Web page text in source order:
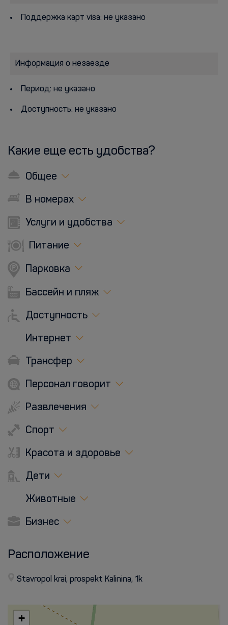
Поддержка карт visa: не указано
Информация о незаезде
Период: не указано
Доступность: не указано
Какие еще есть удобства?
Общее
В номерах
Услуги и удобства
Питание
Парковка
Бассейн и пляж
Доступность
Интернет
Трансфер
Персонал говорит
Развлечения
Спорт
Красота и здоровье
Дети
Животные
Бизнес
Расположение
Stavropol krai, prospekt Kalinina, 1k
+